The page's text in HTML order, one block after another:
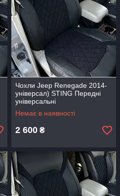
Чохли Jeep Renegade 2014-
універсал) STING Передні
універсальні
Немає в наявності
2 600 ₴